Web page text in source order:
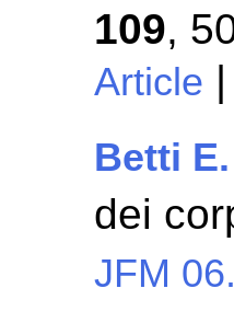
109,
Article
Betti E.
dei
JFM